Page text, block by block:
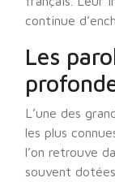
continue
Les
L’une des
les plus
l’on retrouve
souvent